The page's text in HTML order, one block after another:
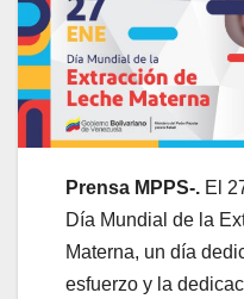
Prensa MPPS-. El
Día Mundial de la
Materna, un día
esfuerzo y la